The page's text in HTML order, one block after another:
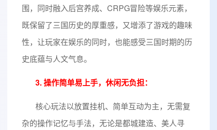
围，同时融入后宫养成、CRPG冒险等娱乐元素，
既保留了三国历史的厚重感，又增添了游戏的趣味
性，让玩家在娱乐的同时，也能感受三国时期的历
史底蕴与人文气息。
3. 操作简单易上手，休闲无负担：
核心玩法以放置挂机、简单互动为主，无需复
杂的操作记忆与手法，无论是都城建造、美人寻